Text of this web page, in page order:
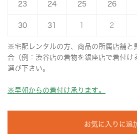
23 24 25 26
30 31 2
※宅配レンタルの方、商品の所属店舗と
合（例：渋谷店の着物を銀座店で着付け
選び下さい。
※早朝からの着付け承ります。
お気に入りに追